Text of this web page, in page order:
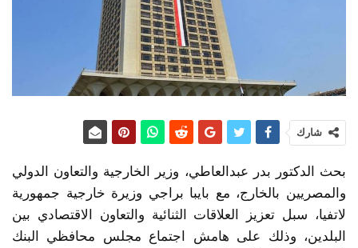
شارك
بحث الدكتور بدر عبدالعاطي، وزير الخارجية والتعاون الدولي
والمصريين بالخارج، مع بايبا براجي وزيرة خارجية جمهورية
لاتفيا، سبل تعزيز العلاقات الثنائية والتعاون الاقتصادي بين
البلدين، وذلك على هامش اجتماع مجلس محافظي البنك